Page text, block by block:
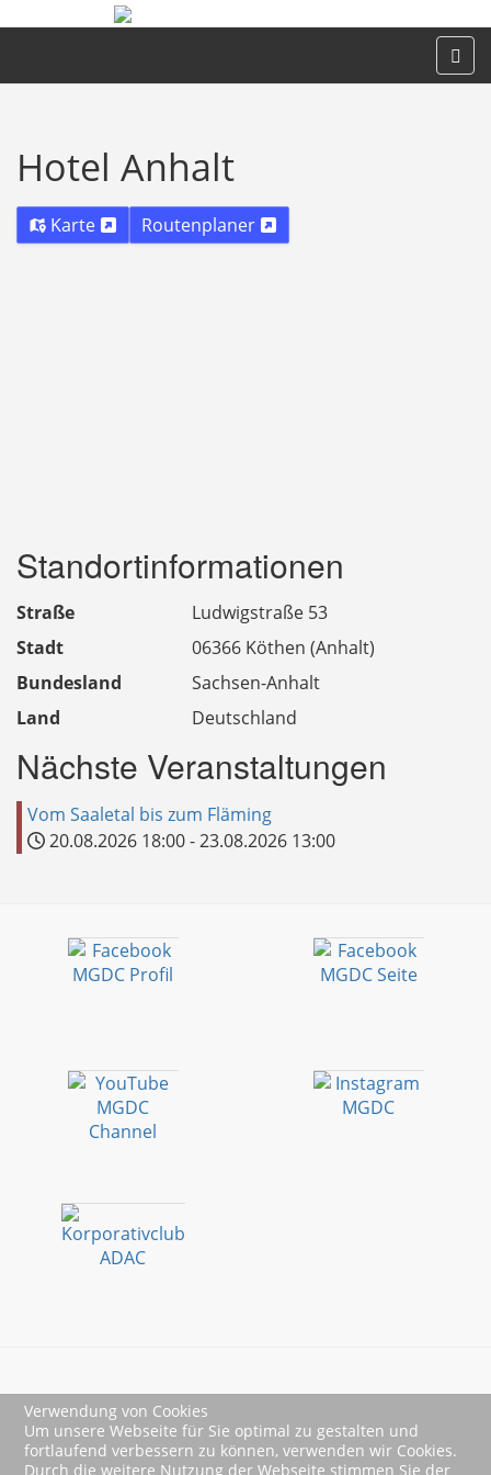
Hotel Anhalt
Karte Routenplaner
Standortinformationen
Straße
Ludwigstraße 53
Stadt
06366 Köthen (Anhalt)
Bundesland
Sachsen-Anhalt
Land
Deutschland
Nächste Veranstaltungen
Vom Saaletal bis zum Fläming
20.08.2026 18:00-23.08.2026 13:00
Impressum
Datenschutz
Verwendung von Cookies
Um unsere Webseite für Sie optimal zu gestalten und
fortlaufend verbessern zu können, verwenden wir Cookies.
Durch die weitere Nutzung der Webseite stimmen Sie der